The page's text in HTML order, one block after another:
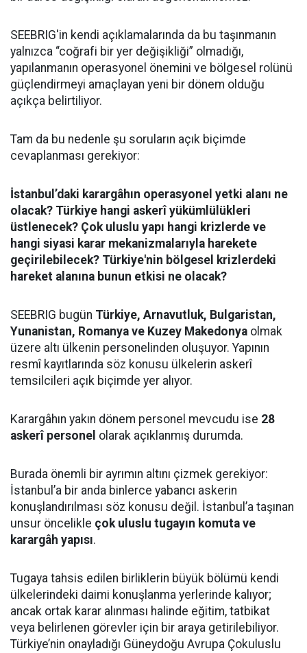
SEEBRIG'in kendi açıklamalarında da bu taşınmanın
yalnızca “coğrafi bir yer değişikliği” olmadığı,
yapılanmanın operasyonel önemini ve bölgesel rolünü
güçlendirmeyi amaçlayan yeni bir dönem olduğu
açıkça belirtiliyor.
Tam da bu nedenle şu soruların açık biçimde
cevaplanması gerekiyor:
İstanbul’daki karargâhın operasyonel yetki alanı ne
olacak? Türkiye hangi askerî yükümlülükleri
üstlenecek? Çok uluslu yapı hangi krizlerde ve
hangi siyasi karar mekanizmalarıyla harekete
geçirilebilecek? Türkiye'nin bölgesel krizlerdeki
hareket alanına bunun etkisi ne olacak?
SEEBRIG bugün Türkiye, Arnavutluk, Bulgaristan,
Yunanistan, Romanya ve Kuzey Makedonya olmak
üzere altı ülkenin personelinden oluşuyor. Yapının
resmî kayıtlarında söz konusu ülkelerin askerî
temsilcileri açık biçimde yer alıyor.
Karargâhın yakın dönem personel mevcudu ise 28
askerî personel olarak açıklanmış durumda.
Burada önemli bir ayrımın altını çizmek gerekiyor:
İstanbul’a bir anda binlerce yabancı askerin
konuşlandırılması söz konusu değil. İstanbul’a taşınan
unsur öncelikle çok uluslu tugayın komuta ve
karargâh yapısı.
Tugaya tahsis edilen birliklerin büyük bölümü kendi
ülkelerindeki daimi konuşlanma yerlerinde kalıyor;
ancak ortak karar alınması halinde eğitim, tatbikat
veya belirlenen görevler için bir araya getirilebiliyor.
Türkiye’nin onayladığı Güneydoğu Avrupa Çokuluslu